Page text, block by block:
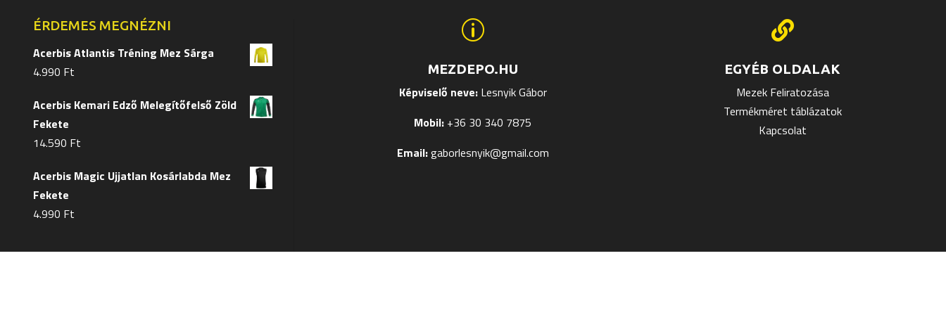
ÉRDEMES MEGNÉZNI
Acerbis Atlantis Tréning Mez Sárga
4.990 Ft
Acerbis Kemari Edző Melegítőfelső Zöld
Fekete
14.590 Ft
Acerbis Magic Ujjatlan Kosárlabda Mez
Fekete
4.990 Ft
p
MEZDEPO.HU
Képviselő neve:Lesnyik Gábor
Mobil: +36 30 340 7875
Email:gaborlesnyik@gmail.com

EGYÉB OLDALAK
Mezek Feliratozása
Termékméret táblázatok
Kapcsolat